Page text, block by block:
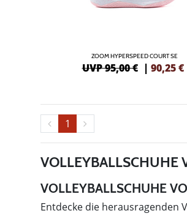
ZOOM HYPERSPEED COURT SE
UVP 95,00 € | 90,25 €
1
VOLLEYBALLSCHUHE
VOLLEYBALLSCHUHE
Entdecke die herausragenden